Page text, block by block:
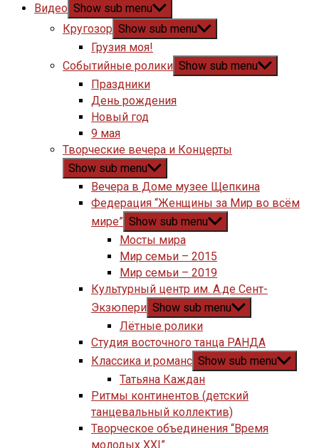
Видео Show sub menu
Кругозор Show sub menu
Грузия моя!
Событийные ролики Show sub menu
Праздники
День рождения
Новый год
9 мая
Творческие вечера и Концерты
Show sub menu
Вечера в Доме музее Щепкина
Федерация “Женщины за Мир во всём
мире” Show sub menu
Мосты мира
Мир семьи – 2015
Мир семьи – 2019
Культурный центр им. А.де Сент-
Экзюпери Show sub menu
Лётные ролики
Студия восточного танца РАНДА
Классика и романс Show sub menu
Татьяна Каждан
Ритмы континентов (детский
танцевальный коллектив)
Творческое объединения “Время
молодых XXI”